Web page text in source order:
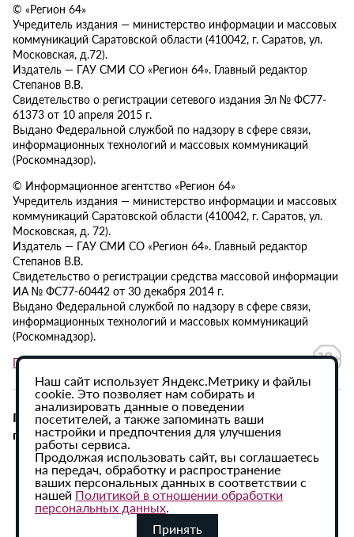
© «Регион 64»
Учредитель издания — министерство информации и массовых
коммуникаций Саратовской области (410042, г. Саратов, ул.
Московская, д.72).
Издатель — ГАУ СМИ СО «Регион 64». Главный редактор
Степанов В.В.
Свидетельство о регистрации сетевого издания Эл № ФС77-
61373 от 10 апреля 2015 г.
Выдано Федеральной службой по надзору в сфере связи,
информационных технологий и массовых коммуникаций
(Роскомнадзор).
© Информационное агентство «Регион 64»
Учредитель издания — министерство информации и массовых
коммуникаций Саратовской области (410042, г. Саратов, ул.
Московская, д. 72).
Издатель — ГАУ СМИ СО «Регион 64». Главный редактор
Степанов В.В.
Свидетельство о регистрации средства массовой информации
ИА № ФС77-60442 от 30 декабря 2014 г.
Выдано Федеральной службой по надзору в сфере связи,
информационных технологий и массовых коммуникаций
(Роскомнадзор).
Политика в отношении обработки персональных данных
При использовании материалов сайта активная
гиперссылка на ИА «Регион 64» обязательна.
Наш сайт использует Яндекс.Метрику и файлы
cookie. Это позволяет нам собирать и
анализировать данные о поведении
посетителей, а также запоминать ваши
настройки и предпочтения для улучшения
работы сервиса.
Продолжая использовать сайт, вы соглашаетесь
на передач, обработку и распространение
ваших персональных данных в соответствии с
нашей Политикой в отношении обработки
персональных данных.
Принять